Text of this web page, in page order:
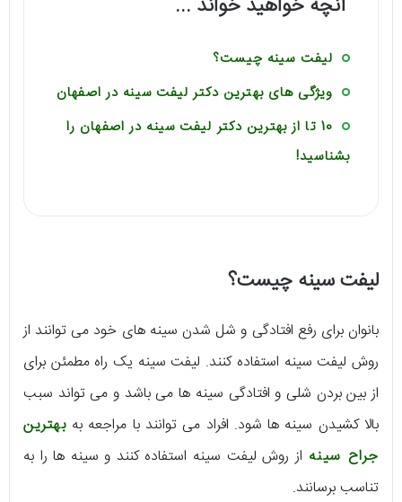
آنچه خواهید خواند ...
لیفت سینه چیست؟
ویژگی های بهترین دکتر لیفت سینه در اصفهان
10 تا از بهترین دکتر لیفت سینه در اصفهان را
بشناسید!
لیفت سینه چیست؟
بانوان برای رفع افتادگی و شل شدن سینه های خود می توانند از
روش لیفت سینه استفاده کنند. لیفت سینه یک راه مطمئن برای
از بین بردن شلی و افتادگی سینه ها می باشد و می تواند سبب
بالا کشیدن سینه ها شود. افراد می توانند با مراجعه بهبهترین
جراح سینه از روش لیفت سینه استفاده کنند و سینه ها را به
تناسب برسانند.